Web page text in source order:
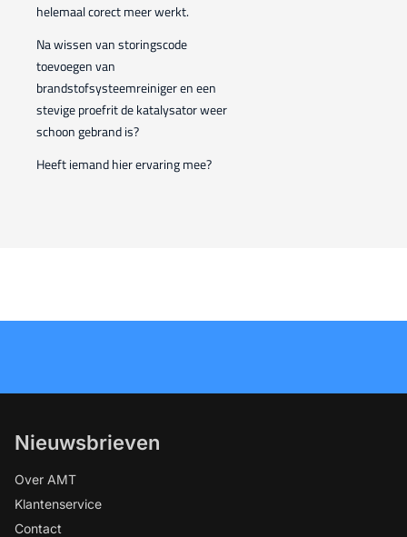
helemaal corect meer werkt.
Na wissen van storingscode
toevoegen van
brandstofsysteemreiniger en een
stevige proefrit de katalysator weer
schoon gebrand is?
Heeft iemand hier ervaring mee?
Nieuwsbrieven
Over AMT
Klantenservice
Contact